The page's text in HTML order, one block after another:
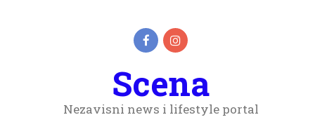
Scena
Nezavisni news i lifestyle portal